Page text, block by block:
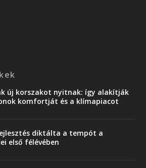
új korszakot nyitnak: így alakítják
komfortját és a klímapiacot
diktálta a tempót a
első félévében